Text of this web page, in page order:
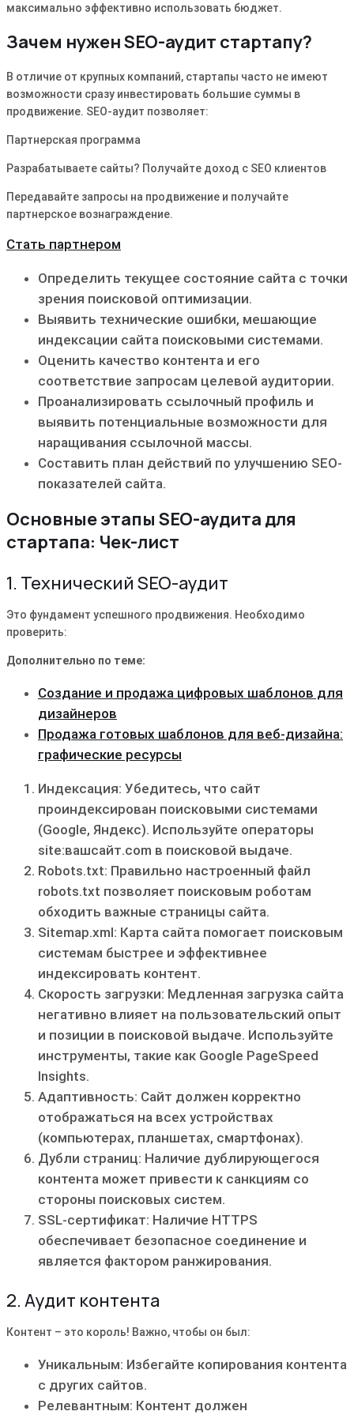
максимально эффективно использовать бюджет.
Зачем нужен SEO-аудит стартапу?
В отличие от крупных компаний, стартапы часто не имеют
возможности сразу инвестировать большие суммы в
продвижение. SEO-аудит позволяет:
Партнерская программа
Разрабатываете сайты? Получайте доход с SEO клиентов
Передавайте запросы на продвижение и получайте
партнерское вознаграждение.
Стать партнером
Определить текущее состояние сайта с точки
зрения поисковой оптимизации.
Выявить технические ошибки, мешающие
индексации сайта поисковыми системами.
Оценить качество контента и его
соответствие запросам целевой аудитории.
Проанализировать ссылочный профиль и
выявить потенциальные возможности для
наращивания ссылочной массы.
Составить план действий по улучшению SEO-
показателей сайта.
Основные этапы SEO-аудита для
стартапа: Чек-лист
1. Технический SEO-аудит
Это фундамент успешного продвижения. Необходимо
проверить:
Дополнительно по теме:
Создание и продажа цифровых шаблонов для
дизайнеров
Продажа готовых шаблонов для веб-дизайна:
графические ресурсы
Индексация: Убедитесь, что сайт
проиндексирован поисковыми системами
(Google, Яндекс). Используйте операторы
site:вашсайт.com в поисковой выдаче.
Robots.txt: Правильно настроенный файл
robots.txt позволяет поисковым роботам
обходить важные страницы сайта.
Sitemap.xml: Карта сайта помогает поисковым
системам быстрее и эффективнее
индексировать контент.
Скорость загрузки: Медленная загрузка сайта
негативно влияет на пользовательский опыт
и позиции в поисковой выдаче. Используйте
инструменты, такие как Google PageSpeed
Insights.
Адаптивность: Сайт должен корректно
отображаться на всех устройствах
(компьютерах, планшетах, смартфонах).
Дубли страниц: Наличие дублирующегося
контента может привести к санкциям со
стороны поисковых систем.
SSL-сертификат: Наличие HTTPS
обеспечивает безопасное соединение и
является фактором ранжирования.
2. Аудит контента
Контент – это король! Важно, чтобы он был:
Уникальным: Избегайте копирования контента
с других сайтов.
Релевантным: Контент должен